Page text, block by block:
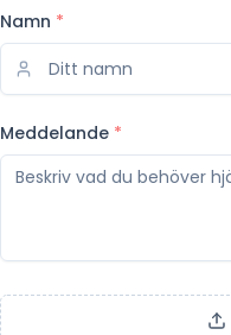
Namn *
Meddelande *